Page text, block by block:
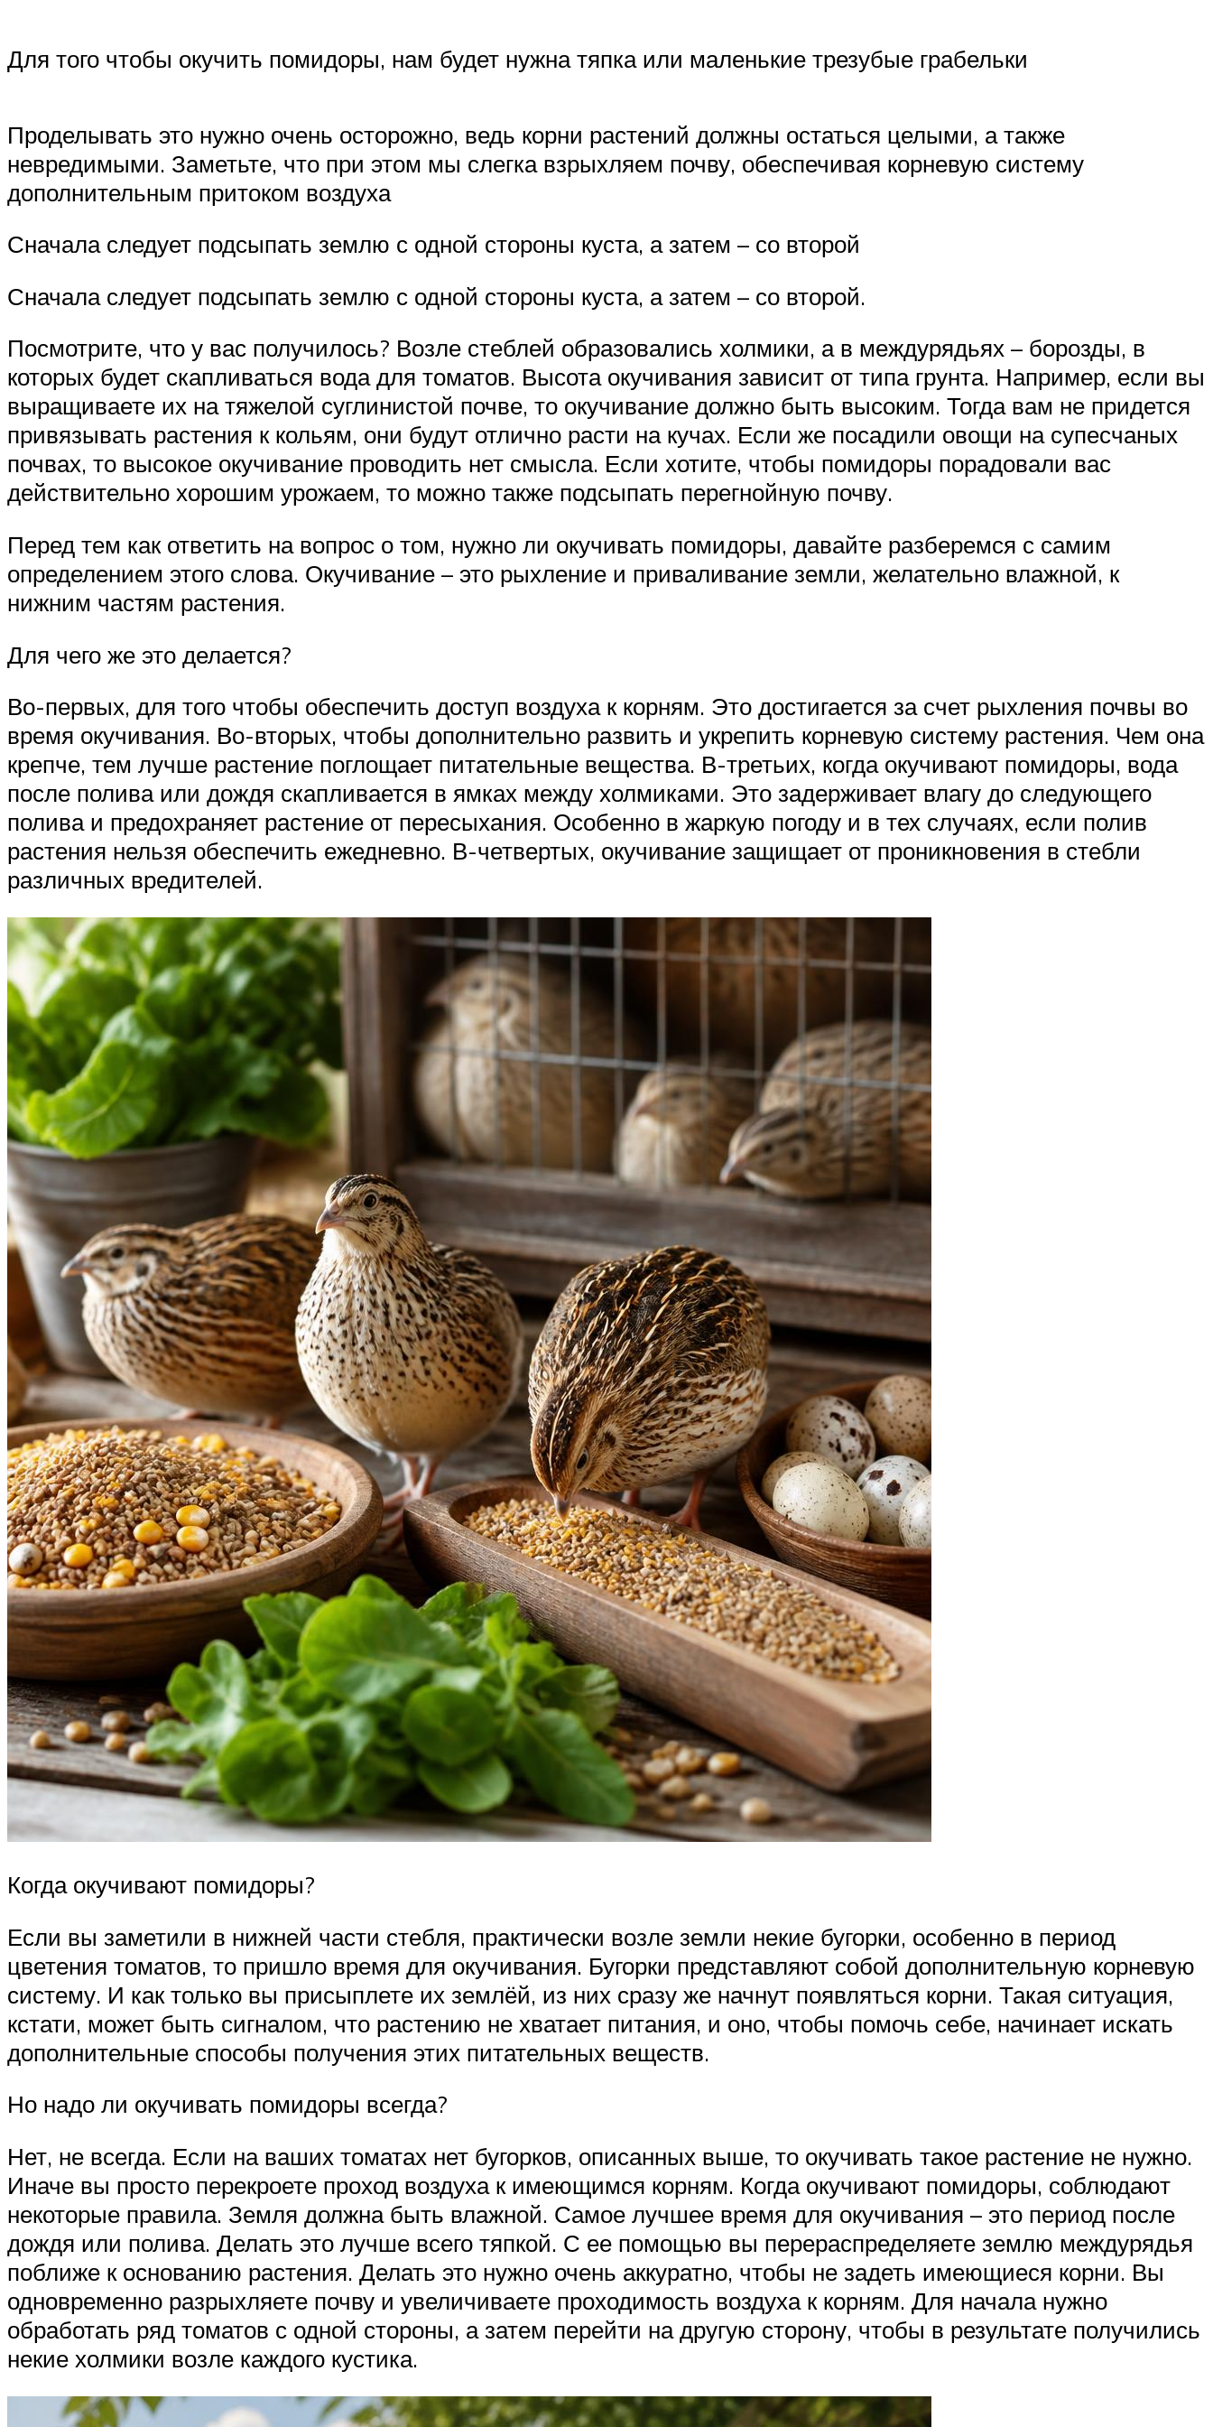
Для того чтобы окучить помидоры, нам будет нужна тяпка или маленькие трезубые грабельки
Проделывать это нужно очень осторожно, ведь корни растений должны остаться целыми, а также
невредимыми. Заметьте, что при этом мы слегка взрыхляем почву, обеспечивая корневую систему
дополнительным притоком воздуха
Сначала следует подсыпать землю с одной стороны куста, а затем – со второй
Сначала следует подсыпать землю с одной стороны куста, а затем – со второй.
Посмотрите, что у вас получилось? Возле стеблей образовались холмики, а в междурядьях – борозды, в
которых будет скапливаться вода для томатов. Высота окучивания зависит от типа грунта. Например, если вы
выращиваете их на тяжелой суглинистой почве, то окучивание должно быть высоким. Тогда вам не придется
привязывать растения к кольям, они будут отлично расти на кучах. Если же посадили овощи на супесчаных
почвах, то высокое окучивание проводить нет смысла. Если хотите, чтобы помидоры порадовали вас
действительно хорошим урожаем, то можно также подсыпать перегнойную почву.
Перед тем как ответить на вопрос о том, нужно ли окучивать помидоры, давайте разберемся с самим
определением этого слова. Окучивание – это рыхление и приваливание земли, желательно влажной, к
нижним частям растения.
Для чего же это делается?
Во-первых, для того чтобы обеспечить доступ воздуха к корням. Это достигается за счет рыхления почвы во
время окучивания. Во-вторых, чтобы дополнительно развить и укрепить корневую систему растения. Чем она
крепче, тем лучше растение поглощает питательные вещества. В-третьих, когда окучивают помидоры, вода
после полива или дождя скапливается в ямках между холмиками. Это задерживает влагу до следующего
полива и предохраняет растение от пересыхания. Особенно в жаркую погоду и в тех случаях, если полив
растения нельзя обеспечить ежедневно. В-четвертых, окучивание защищает от проникновения в стебли
различных вредителей.
Когда окучивают помидоры?
Если вы заметили в нижней части стебля, практически возле земли некие бугорки, особенно в период
цветения томатов, то пришло время для окучивания. Бугорки представляют собой дополнительную корневую
систему. И как только вы присыплете их землёй, из них сразу же начнут появляться корни. Такая ситуация,
кстати, может быть сигналом, что растению не хватает питания, и оно, чтобы помочь себе, начинает искать
дополнительные способы получения этих питательных веществ.
Но надо ли окучивать помидоры всегда?
Нет, не всегда. Если на ваших томатах нет бугорков, описанных выше, то окучивать такое растение не нужно.
Иначе вы просто перекроете проход воздуха к имеющимся корням. Когда окучивают помидоры, соблюдают
некоторые правила. Земля должна быть влажной. Самое лучшее время для окучивания – это период после
дождя или полива. Делать это лучше всего тяпкой. С ее помощью вы перераспределяете землю междурядья
поближе к основанию растения. Делать это нужно очень аккуратно, чтобы не задеть имеющиеся корни. Вы
одновременно разрыхляете почву и увеличиваете проходимость воздуха к корням. Для начала нужно
обработать ряд томатов с одной стороны, а затем перейти на другую сторону, чтобы в результате получились
некие холмики возле каждого кустика.